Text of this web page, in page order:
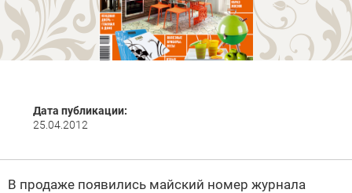
Дата публикации:
25.04.2012
В продаже появились майский номер журнала